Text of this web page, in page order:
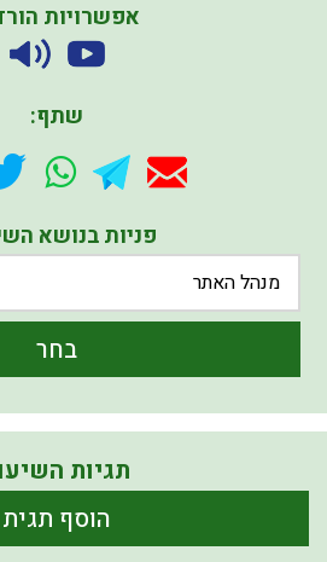
אפשרויות
שתף:
פניות בנושא
מנהל האתר
בחר
תגיות
הוסף תגית